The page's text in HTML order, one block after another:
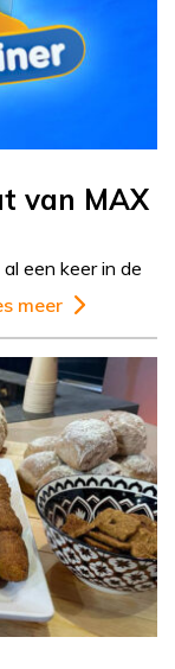
van MAX
een keer in de
meer